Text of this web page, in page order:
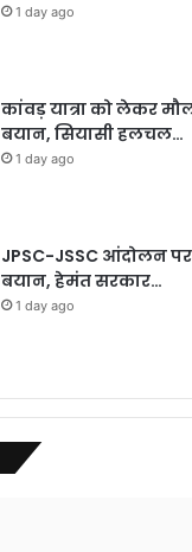
1 day ago
कांवड़ यात्रा को लेकर
बयान, सियासी हलचल…
1 day ago
JPSC-JSSC आंदोलन पर
बयान, हेमंत सरकार…
1 day ago